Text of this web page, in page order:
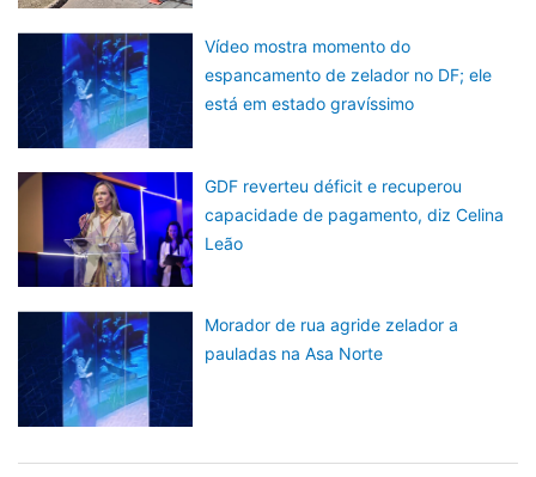
Vídeo mostra momento do
espancamento de zelador no DF; ele
está em estado gravíssimo
GDF reverteu déficit e recuperou
capacidade de pagamento, diz Celina
Leão
Morador de rua agride zelador a
pauladas na Asa Norte